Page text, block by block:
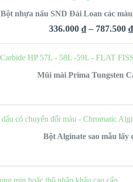
VIEW DETAILS
Bột nhựa nấu SND Đài Loan các màu
336.000 ₫ – 787.500 ₫
Mũi mài Prima Tungsten
THÊM
Bột Alginate sao mẫu
CHỌN